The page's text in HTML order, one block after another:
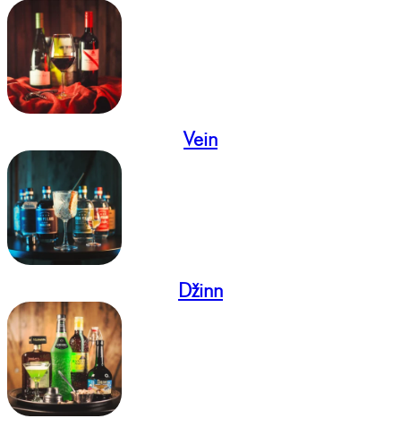
Vein
Džinn